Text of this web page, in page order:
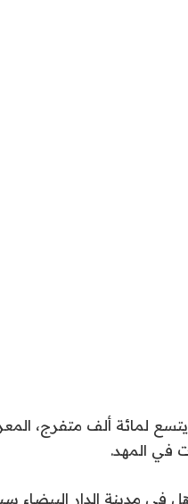
يتسع لمائة ألف متفرج،
في المهد.
مدينة الدار البيضاء